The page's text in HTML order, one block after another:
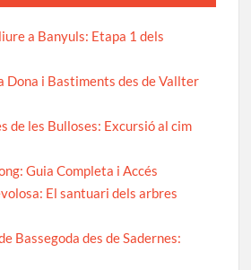
a Banyuls: Etapa 1 dels
Dona i Bastiments des de Vallter
de les Bulloses: Excursió al cim
Guia Completa i Accés
El santuari dels arbres
Bassegoda des de Sadernes: